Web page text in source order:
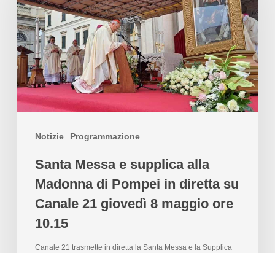
Notizie Programmazione
Santa Messa e supplica alla
Madonna di Pompei in diretta su
Canale 21 giovedì 8 maggio ore
10.15
Canale 21 trasmette in diretta la Santa Messa e la Supplica